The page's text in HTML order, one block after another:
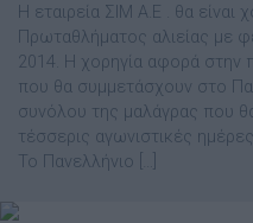
H εταιρεία ΣΙΜ Α.Ε . θα
Πρωταθλήµατος αλιείας µε
2014. Η χορηγία αφορά στην
που θα συµµετάσχουν στο
συνόλου της µαλάγρας που
τέσσερις αγωνιστικές
Το Πανελλήνιο […]